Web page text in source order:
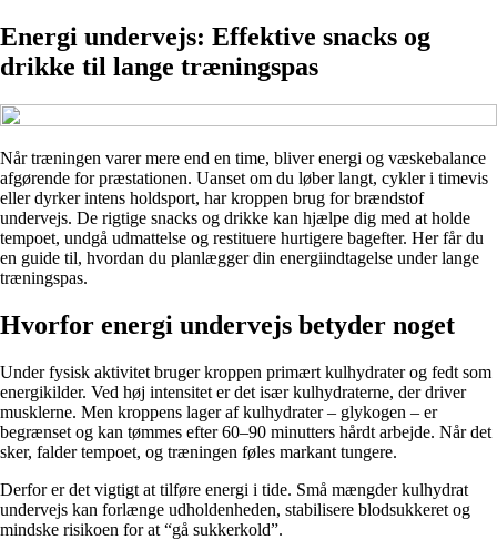
Energi undervejs: Effektive snacks og
drikke til lange træningspas
Når træningen varer mere end en time, bliver energi og væskebalance
afgørende for præstationen. Uanset om du løber langt, cykler i timevis
eller dyrker intens holdsport, har kroppen brug for brændstof
undervejs. De rigtige snacks og drikke kan hjælpe dig med at holde
tempoet, undgå udmattelse og restituere hurtigere bagefter. Her får du
en guide til, hvordan du planlægger din energiindtagelse under lange
træningspas.
Hvorfor energi undervejs betyder noget
Under fysisk aktivitet bruger kroppen primært kulhydrater og fedt som
energikilder. Ved høj intensitet er det især kulhydraterne, der driver
musklerne. Men kroppens lager af kulhydrater – glykogen – er
begrænset og kan tømmes efter 60–90 minutters hårdt arbejde. Når det
sker, falder tempoet, og træningen føles markant tungere.
Derfor er det vigtigt at tilføre energi i tide. Små mængder kulhydrat
undervejs kan forlænge udholdenheden, stabilisere blodsukkeret og
mindske risikoen for at “gå sukkerkold”.